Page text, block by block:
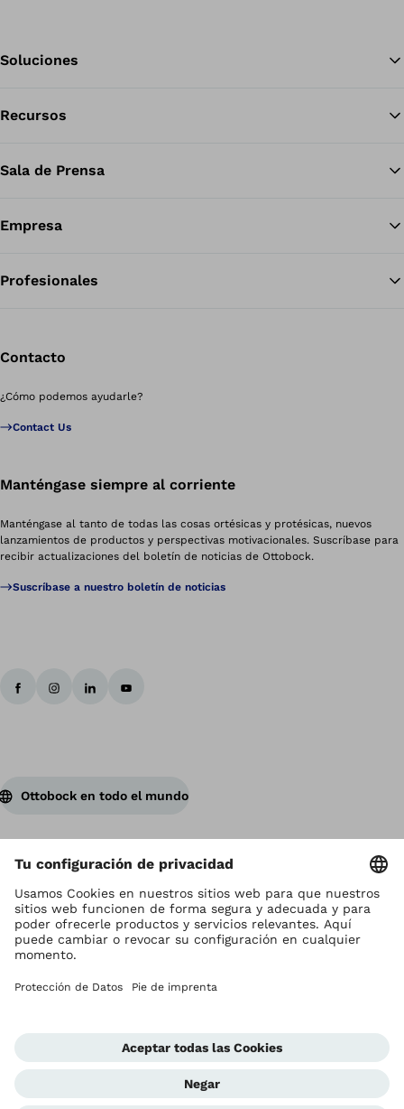
Soluciones
Recursos
Sala de Prensa
Empresa
Profesionales
Contacto
¿Cómo podemos ayudarle?
Contact Us
Manténgase siempre al corriente
Manténgase al tanto de todas las cosas ortésicas y protésicas, nuevos
lanzamientos de productos y perspectivas motivacionales. Suscríbase para
recibir actualizaciones del boletín de noticias de Ottobock.
Suscríbase a nuestro boletín de noticias
Ottobock en todo el mundo
Los derechos de autor son propiedad de Ottobock
Configuración de cookies
Terms and Conditions
Aviso de Privacidad
Impresión
Global